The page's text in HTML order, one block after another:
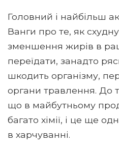
Головний і найбільш
Ванги про те, як
зменшення жирів в
переїдати, занадто
шкодить організму,
органи травлення. До
що в майбутньому
багато хімії, і це ще
в харчуванні.